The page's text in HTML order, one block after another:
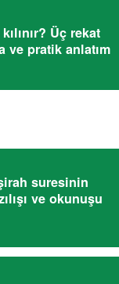
Üç rekat
ve pratik anlatım
suresinin
ve okunuşu